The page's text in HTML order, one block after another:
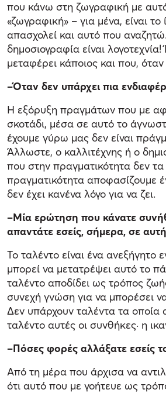
που κάνω στη ζωγραφική με
«ζωγραφική» – για μένα, είναι
απασχολεί και αυτό που
δημοσιογραφία είναι
μεταφέρει κάποιος και που,
–Όταν δεν υπάρχει πια
Η εξόρυξη πραγμάτων που με
σκοτάδι, μέσα σε αυτό το
έχουμε γύρω μας δεν είναι
Άλλωστε, ο καλλιτέχνης ή ο
που στην πραγματικότητα δεν
πραγματικότητα αποφασίζουμε
δεν έχει κανένα λόγο για να ζει.
–Μία ερώτηση που κάνατε
απαντάτε εσείς, σήμερα, σε
Το ταλέντο είναι ένα
μπορεί να μετατρέψει αυτό το
ταλέντο αποδίδει ως τρόπος
συνεχή γνώση για να μπορέσει
Δεν υπάρχουν ταλέντα τα οποία
ταλέντο αυτές οι συνθήκες· η
–Πόσες φορές αλλάξατε εσείς
Από τη μέρα που άρχισα να
ότι αυτό που με γοήτευε ως